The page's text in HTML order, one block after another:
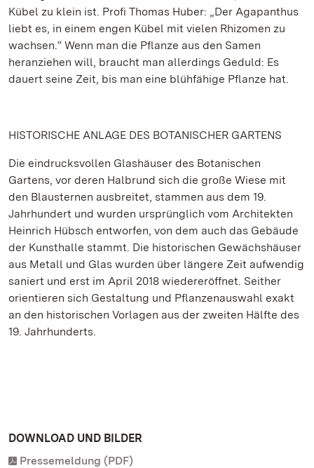
Kübel zu klein ist. Profi Thomas Huber: „Der Agapanthus
liebt es, in einem engen Kübel mit vielen Rhizomen zu
wachsen.“ Wenn man die Pflanze aus den Samen
heranziehen will, braucht man allerdings Geduld: Es
dauert seine Zeit, bis man eine blühfähige Pflanze hat.
HISTORISCHE ANLAGE DES BOTANISCHER GARTENS
Die eindrucksvollen Glashäuser des Botanischen
Gartens, vor deren Halbrund sich die große Wiese mit
den Blausternen ausbreitet, stammen aus dem 19.
Jahrhundert und wurden ursprünglich vom Architekten
Heinrich Hübsch entworfen, von dem auch das Gebäude
der Kunsthalle stammt. Die historischen Gewächshäuser
aus Metall und Glas wurden über längere Zeit aufwendig
saniert und erst im April 2018 wiedereröffnet. Seither
orientieren sich Gestaltung und Pflanzenauswahl exakt
an den historischen Vorlagen aus der zweiten Hälfte des
19. Jahrhunderts.
DOWNLOAD UND BILDER
Pressemeldung (PDF)